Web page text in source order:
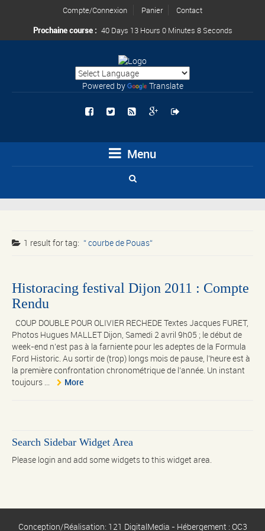
Compte/Connexion Panier
Contact
Prochaine course : 40 Days 13 Hours 0 Minutes 8 Seconds
Powered by Translate
Menu
1 result fortag: courbe de Pouas
Historacing festival Dijon 2011 : Compte
Rendu
COUP DOUBLE POUR OLIVIER RECHEDE Textes Jacques FURET,
Photos Hugues MALLET Dijon, Samedi 2 avril 9h05 ; le début de
week-end n’est pas à la farniente pour les adeptes de la Formula
Ford Historic. Au sortir de (trop) longs mois de pause, l’heure est à
la première confrontation chronométrique de l’année. Un instant
toujours ...
More
Search Sidebar Widget Area
Please login and add some widgets to this widget area.
Conception/Réalisation: 121 DigitalMedia - Hébergement : OC3